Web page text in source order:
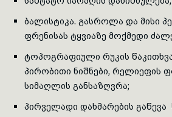
ბალისტიკა. გასროლა და მისი
ფრენისას ტყვიაზე მოქმედი
ტოპოგრაფიული რუკის
პირობითი ნიშნები, რელიეფის
სიმაღლის განსაზღვრა;
პირველადი დახმარების გაწევა